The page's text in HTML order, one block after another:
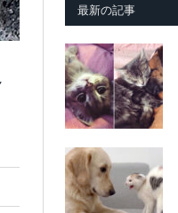
最新の記事